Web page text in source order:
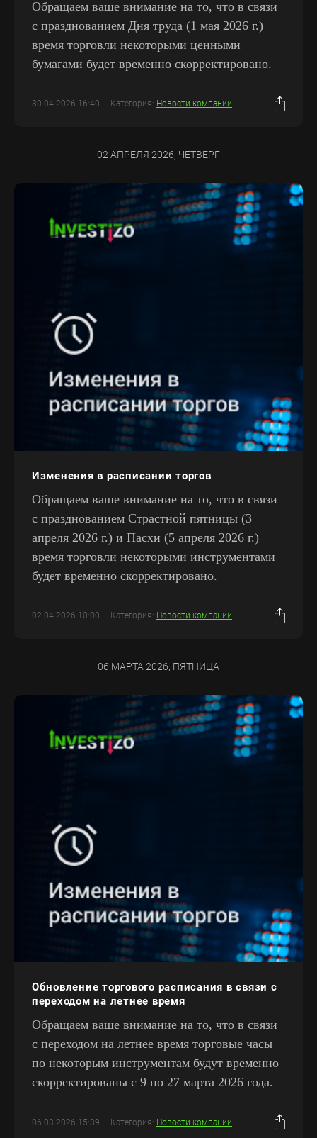
Обращаем ваше внимание на то, что в связи
с празднованием Дня труда (1 мая 2026 г.)
время торговли некоторыми ценными
бумагами будет временно скорректировано.
30.04.2026 16:40 Категория: Новости компании
02 АПРЕЛЯ 2026, ЧЕТВЕРГ
Изменения в расписании торгов
Обращаем ваше внимание на то, что в связи
с празднованием Страстной пятницы (3
апреля 2026 г.) и Пасхи (5 апреля 2026 г.)
время торговли некоторыми инструментами
будет временно скорректировано.
02.04.2026 10:00 Категория: Новости компании
06 МАРТА 2026, ПЯТНИЦА
Обновление торгового расписания в связи с
переходом на летнее время
Обращаем ваше внимание на то, что в связи
с переходом на летнее время торговые часы
по некоторым инструментам будут временно
скорректированы с 9 по 27 марта 2026 года.
06.03.2026 15:39 Категория: Новости компании